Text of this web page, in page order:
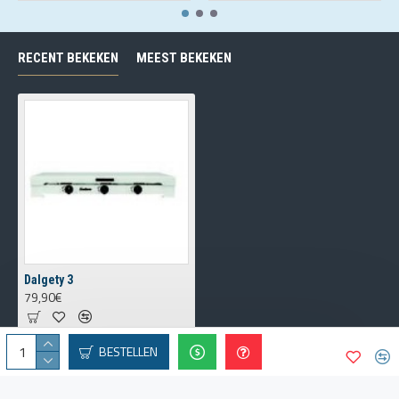
BESTELLEN
RECENT BEKEKEN MEEST BEKEKEN
Dalgety 3
79,90€